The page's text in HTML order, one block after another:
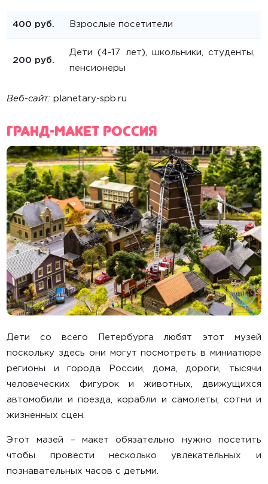
400 руб. Взрослые посетители
200 руб.
Дети (4-17 лет), школьники, студенты,
пенсионеры
Веб-сайт: planetary-spb.ru
Гранд-макет РОССИЯ
Дети со всего Петербурга любят этот музей
поскольку здесь они могут посмотреть в миниатюре
регионы и города России, дома, дороги, тысячи
человеческих фигурок и животных, движущихся
автомобили и поезда, корабли и самолеты, сотни и
жизненных сцен.
Этот мазей – макет обязательно нужно посетить
чтобы провести несколько увлекательных и
познавательных часов с детьми.